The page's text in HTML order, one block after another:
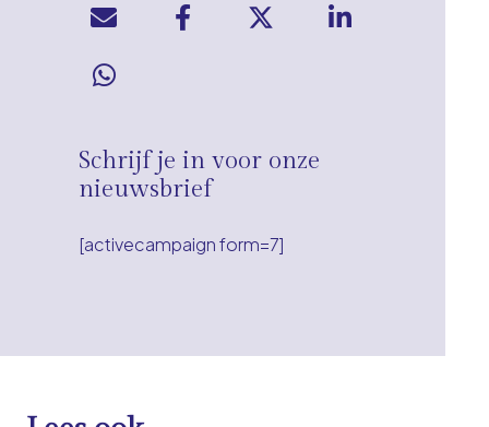
Schrijf je in voor onze
nieuwsbrief
[activecampaign form=7]